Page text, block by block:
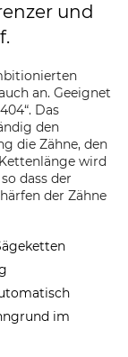
und
an. Geeignet
Das
den
die Zähne, den
wird
dass der
der Zähne
im